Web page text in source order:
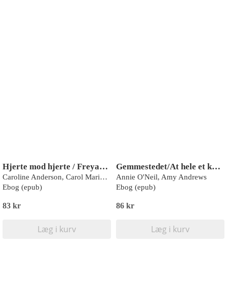
Hjerte mod hjerte / Freyas store spring
Caroline Anderson, Carol Marinelli
Ebog (epub)
83 kr
Læg i kurv
Gemmestedet/At hele et knust hjerte
Annie O'Neil, Amy Andrews
Ebog (epub)
86 kr
Læg i kurv